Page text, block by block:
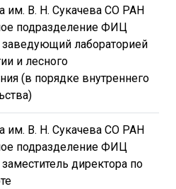
им. В. Н. Сукачева СО РАН
подразделение ФИЦ
лабораторией
и лесного
(в порядке внутреннего
им. В. Н. Сукачева СО РАН
подразделение ФИЦ
директора по